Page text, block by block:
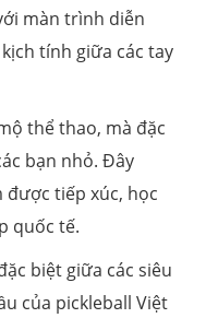
màn trình diễn
tính giữa các tay
thể thao, mà đặc
bạn nhỏ. Đây
được tiếp xúc, học
quốc tế.
biệt giữa các siêu
của pickleball Việt